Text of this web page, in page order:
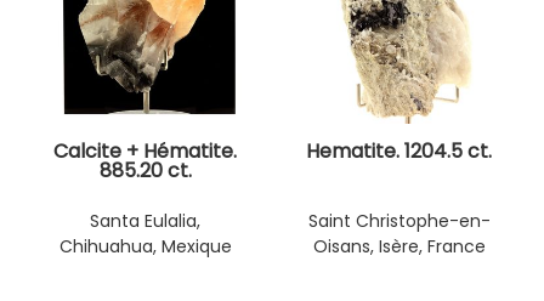
Calcite + Hématite.
885.20 ct.
Santa Eulalia,
Chihuahua, Mexique
Hematite. 1204.5 ct.
Saint Christophe-en-
Oisans, Isère, France